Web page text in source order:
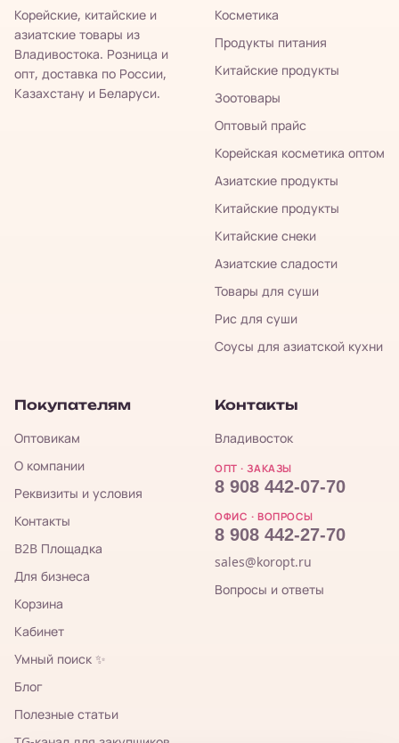
Корейские, китайские и
азиатские товары из
Владивостока. Розница и
опт, доставка по России,
Казахстану и Беларуси.
Косметика
Продукты питания
Китайские продукты
Зоотовары
Оптовый прайс
Корейская косметика оптом
Азиатские продукты
Китайские продукты
Китайские снеки
Азиатские сладости
Товары для суши
Рис для суши
Соусы для азиатской кухни
Покупателям
Оптовикам
О компании
Реквизиты и условия
Контакты
B2B Площадка
Для бизнеса
Корзина
Кабинет
Умный поиск ✨
Блог
Полезные статьи
Контакты
Владивосток
ОПТ · ЗАКАЗЫ
8 908 442-07-70
ОФИС · ВОПРОСЫ
8 908 442-27-70
sales@koropt.ru
Вопросы и ответы